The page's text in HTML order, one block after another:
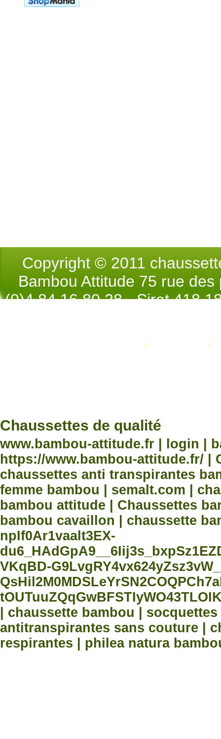
Copyright © 2011
Bambou Attitude 75 rue
(0)4.84.16.80.28 - Siret 418
Chaussettes de qualité
www.bambou-attitude.fr | login |
https://www.bambou-attitude.fr/ |
chaussettes anti transpirantes
femme bambou | semalt.com |
bambou attitude | Chaussettes
bambou cavaillon | chaussette
npIf0Ar1vaalt3EX-
VKqBD-
| chaussette bambou |
antitranspirantes sans couture |
respirantes | philea natura